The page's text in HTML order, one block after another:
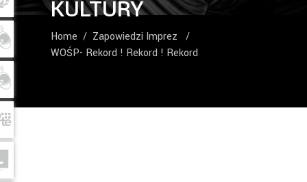
KULTURY
Home / Zapowiedzi Imprez
/
WOŚP- Rekord ! Rekord ! Rekord